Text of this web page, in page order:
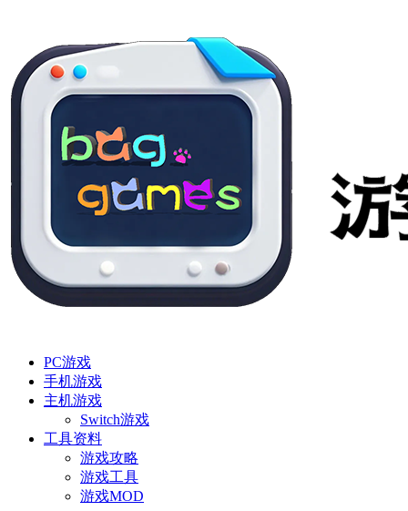
PC游戏
手机游戏
主机游戏
Switch游戏
工具资料
游戏攻略
游戏工具
游戏MOD